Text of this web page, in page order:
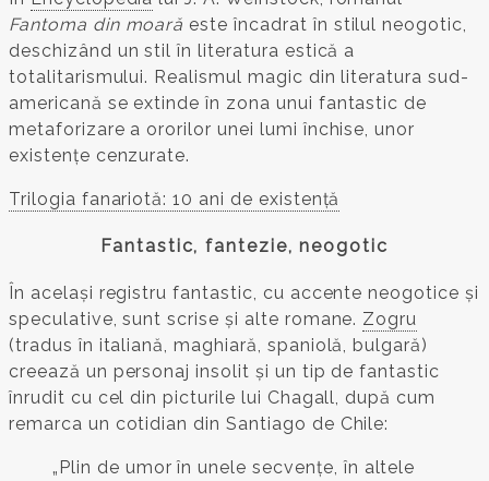
Fantoma din moară este încadrat în stilul neogotic,
deschizând un stil în literatura estică a
totalitarismului. Realismul magic din literatura sud-
americană se extinde în zona unui fantastic de
metaforizare a ororilor unei lumi închise, unor
existențe cenzurate.
Trilogia fanariotă: 10 ani de existență
Fantastic, fantezie, neogotic
În același registru fantastic, cu accente neogotice și
speculative, sunt scrise și alte romane. Zogru
(tradus în italiană, maghiară, spaniolă, bulgară)
creează un personaj insolit și un tip de fantastic
înrudit cu cel din picturile lui Chagall, după cum
remarca un cotidian din Santiago de Chile:
„Plin de umor în unele secvențe, în altele